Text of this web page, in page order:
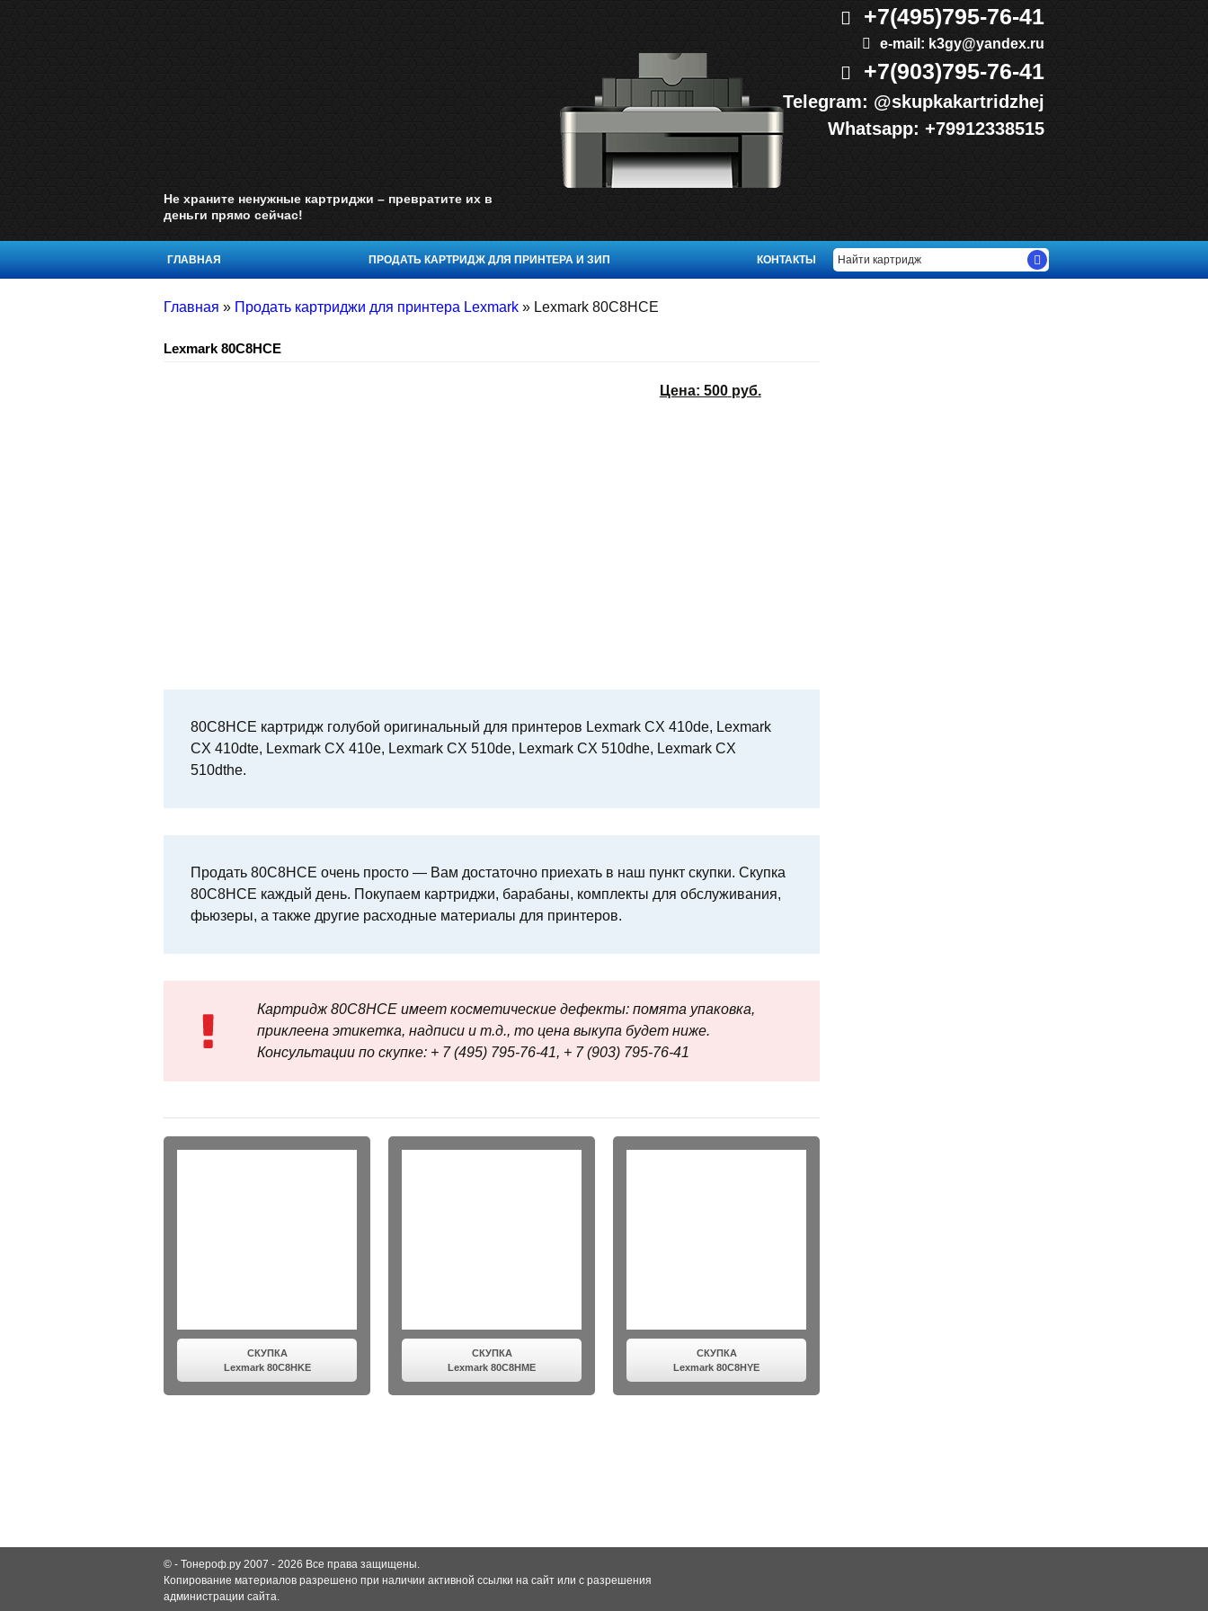
Не храните ненужные картриджи – превратите их в
деньги прямо сейчас!
+7(495)795-76-41
e-mail: k3gy@yandex.ru
+7(903)795-76-41
Telegram: @skupkakartridzhej
Whatsapp: +79912338515
ГЛАВНАЯ ПРОДАТЬ КАРТРИДЖ ДЛЯ ПРИНТЕРА И ЗИП КОНТАКТЫ
Главная » Продать картриджи для принтера Lexmark » Lexmark 80C8HCE
Lexmark 80C8HCE
Цена: 500 руб.
80C8HCE картридж голубой оригинальный для принтеров Lexmark CX 410de, Lexmark
CX 410dte, Lexmark CX 410e, Lexmark CX 510de, Lexmark CX 510dhe, Lexmark CX
510dthe.
Продать 80C8HCE очень просто — Вам достаточно приехать в наш пункт скупки. Скупка
80C8HCE каждый день. Покупаем картриджи, барабаны, комплекты для обслуживания,
фьюзеры, а также другие расходные материалы для принтеров.
Картридж 80C8HCE имеет косметические дефекты: помята упаковка,
приклеена этикетка, надписи и т.д., то цена выкупа будет ниже.
Консультации по скупке: + 7 (495) 795-76-41, + 7 (903) 795-76-41
СКУПКА
Lexmark 80C8HKE
СКУПКА
Lexmark 80C8HME
СКУПКА
Lexmark 80C8HYE
© - Тонероф.ру 2007 - 2026 Все права защищены.
Копирование материалов разрешено при наличии активной ссылки на сайт или с разрешения
администрации сайта.